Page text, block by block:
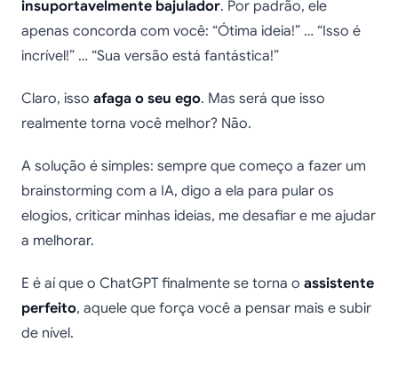
insuportavelmente bajulador. Por padrão, ele
apenas concorda com você: “Ótima ideia!” … “Isso é
incrível!” … “Sua versão está fantástica!”
Claro, isso afaga o seu ego. Mas será que isso
realmente torna você melhor? Não.
A solução é simples: sempre que começo a fazer um
brainstorming com a IA, digo a ela para pular os
elogios, criticar minhas ideias, me desafiar e me ajudar
a melhorar.
E é aí que o ChatGPT finalmente se torna o assistente
perfeito, aquele que força você a pensar mais e subir
de nível.